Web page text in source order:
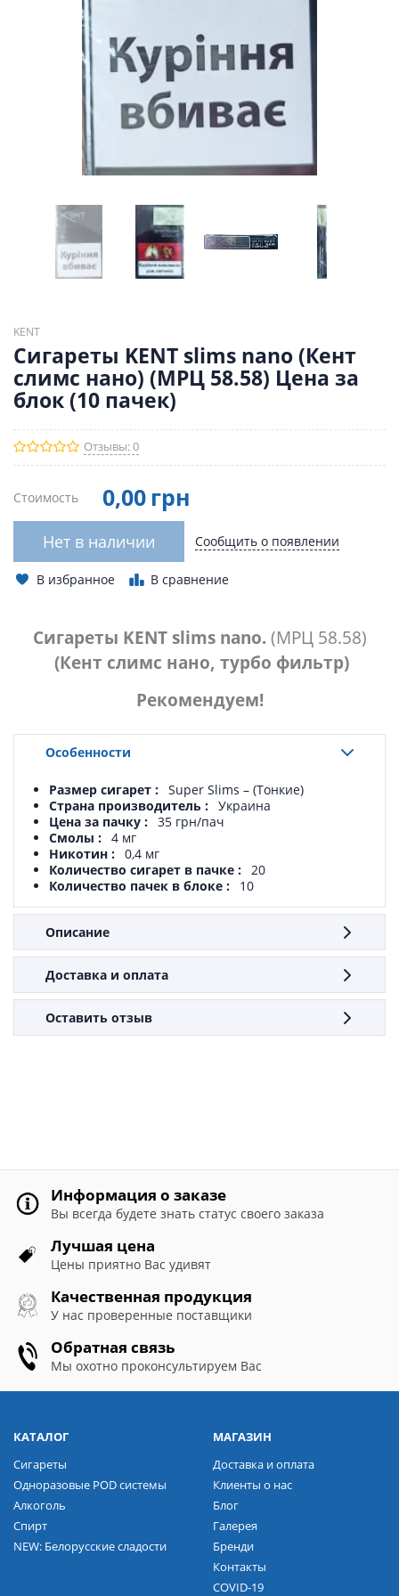
KENT
Сигареты KENT slims nano (Кент
слимс нано) (МРЦ 58.58) Цена за
блок (10 пачек)
Отзывы: 0
Стоимость 0,00 грн
Нет в наличии Сообщить о появлении
В избранное В сравнение
Сигареты KENT slims nano. (МРЦ 58.58)
(Кент слимс нано, турбо фильтр)
Рекомендуем!
Особенности
Размер сигарет
Super Slims – (Тонкие)
Страна производитель
Украина
Цена за пачку
35 грн/пач
Смолы
4 мг
Никотин
0,4 мг
Количество сигарет в пачке
20
Количество пачек в блоке
10
Описание
Доставка и оплата
Оставить отзыв
Информация о заказе
Вы всегда будете знать статус своего заказа
Лучшая цена
Цены приятно Вас удивят
Качественная продукция
У нас проверенные поставщики
Обратная связь
Мы охотно проконсультируем Вас
КАТАЛОГ
Сигареты
Одноразовые POD системы
Алкоголь
Спирт
NEW: Белорусские сладости
МАГАЗИН
Доставка и оплата
Клиенты о нас
Блог
Галерея
Бренди
Контакты
COVID-19